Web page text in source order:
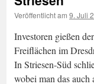
Veröffentlicht am 9. Juli
Investoren gießen
Freiflächen im
In Striesen-Süd
wobei man das auch